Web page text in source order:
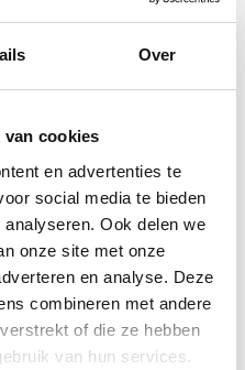
Over
van cookies
en advertenties te
social media te bieden
Ook delen we
onze site met onze
en analyse. Deze
combineren met andere
of die ze hebben
van hun services.
kunt krijgen voor nieuwe
andere
helpt u graag verder.
de mogelijkheden voor uw
in de subsidieregeling Nij
regelingen.
en een heldere offerte
waar u aan toe bent.